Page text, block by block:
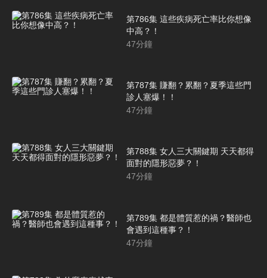
第786集 這些疾病死亡率比你想像
中高？！
47分鐘
第787集 賺翻？累翻？夏季這些門
診人塞爆！！
47分鐘
第788集 女人三大關鍵期 天天都得
面對的隱形惡夢？！
47分鐘
第789集 都是體質惹的禍？醫師也
會遇到這種事？！
47分鐘